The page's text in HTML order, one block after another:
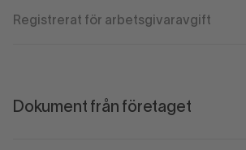
Registrerat för arbetsgivaravgift
Dokument från företaget